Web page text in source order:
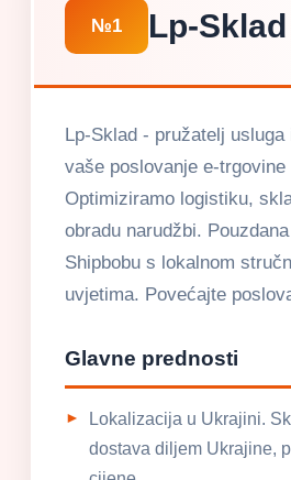
№1 Lp-Sklad
Lp-Sklad - pružatelj usluga
vaše poslovanje e-trgovine
Optimiziramo logistiku,
obradu narudžbi.
Shipbobu s lokalnom
uvjetima. Povećajte
Glavne prednosti
Lokalizacija u Ukrajini.
dostava diljem Ukrajine,